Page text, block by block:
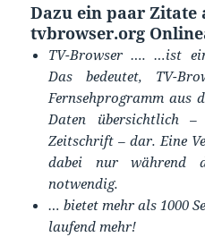
Dazu ein paar Zitate
tvbrowser.org
TV-Browser …. …ist
Das bedeutet, TV-
Fernsehprogramm aus
Daten übersichtlich
Zeitschrift – dar. Eine
dabei nur während
notwendig.
… bietet mehr als 1000
laufend mehr!